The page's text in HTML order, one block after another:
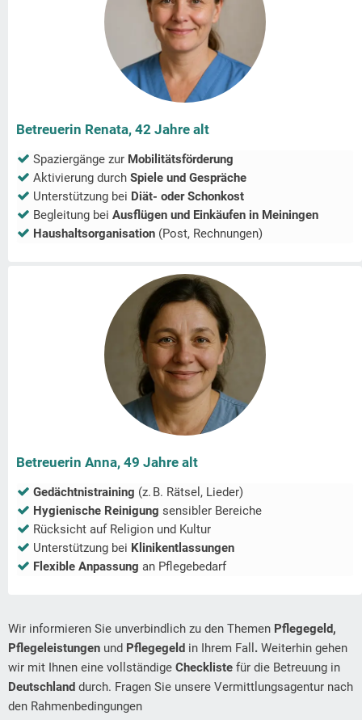
Betreuerin Renata, 42 Jahre alt
Spaziergänge zur Mobilitätsförderung
Aktivierung durch Spiele und Gespräche
Unterstützung bei Diät- oder Schonkost
Begleitung bei Ausflügen und Einkäufen in Meiningen
Haushaltsorganisation (Post, Rechnungen)
Betreuerin Anna, 49 Jahre alt
Gedächtnistraining (z. B. Rätsel, Lieder)
Hygienische Reinigung sensibler Bereiche
Rücksicht auf Religion und Kultur
Unterstützung bei Klinikentlassungen
Flexible Anpassung an Pflegebedarf
Wir informieren Sie unverbindlich zu den Themen Pflegegeld,
Pflegeleistungen und Pflegegeld in Ihrem Fall . Weiterhin gehen
wir mit Ihnen eine vollständige Checkliste für die Betreuung in
Deutschland durch. Fragen Sie unsere Vermittlungsagentur nach
den Rahmenbedingungen